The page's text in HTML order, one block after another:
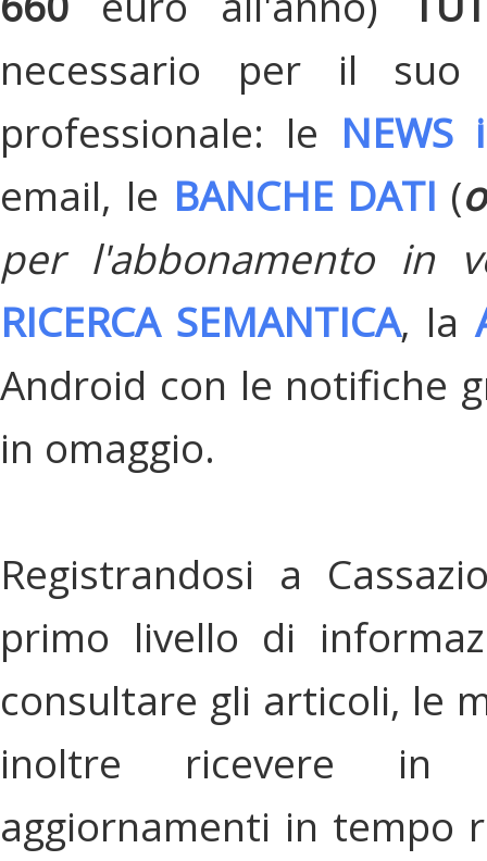
necessario per il suo
professionale: le
email, le BANCHE DATI (
per l'abbonamento in
RICERCA SEMANTICA, la
Android con le notifiche
in omaggio.
Registrandosi a
primo livello di
consultare gli articoli, le
inoltre ricevere in
aggiornamenti in tempo